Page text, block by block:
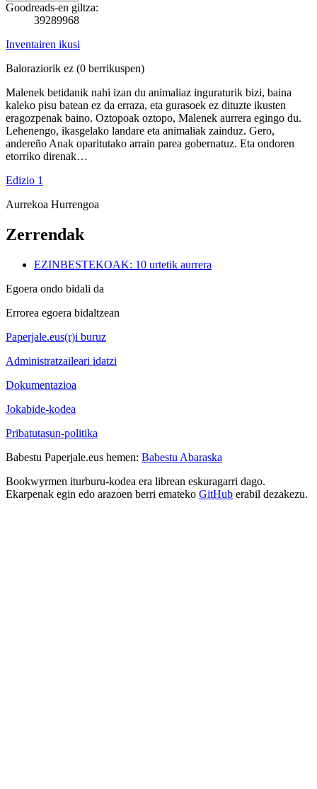
Goodreads-en giltza:
39289968
Inventairen ikusi
Baloraziorik ez (0 berrikuspen)
Malenek betidanik nahi izan du animaliaz inguraturik bizi, baina
kaleko pisu batean ez da erraza, eta gurasoek ez dituzte ikusten
eragozpenak baino. Oztopoak oztopo, Malenek aurrera egingo du.
Lehenengo, ikasgelako landare eta animaliak zainduz. Gero,
andereño Anak oparitutako arrain parea gobernatuz. Eta ondoren
etorriko direnak…
Edizio 1
Aurrekoa Hurrengoa
Zerrendak
EZINBESTEKOAK: 10 urtetik aurrera
Egoera ondo bidali da
Errorea egoera bidaltzean
Paperjale.eus(r)i buruz
Administratzaileari idatzi
Dokumentazioa
Jokabide-kodea
Pribatutasun-politika
Babestu Paperjale.eus hemen: Babestu Abaraska
Bookwyrmen iturburu-kodea era librean eskuragarri dago.
Ekarpenak egin edo arazoen berri emateko GitHub erabil dezakezu.